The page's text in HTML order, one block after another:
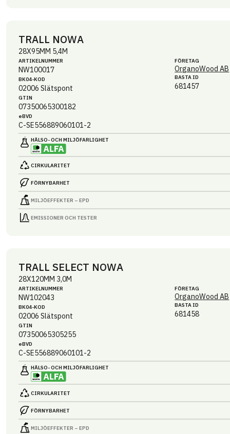
TRALL NOWA
28X95MM 5,4M
ARTIKEL­NUMMER
NW100017
BK04-KOD
02006 Slätspont
GTIN
07350065300182
eBVD
C-SE556889060101-2
FÖRETAG
OrganoWood AB
BASTA ID
681457
HÄLSO- OCH MILJÖ­FARLIGHET
CIRKULARITET
FÖRNYBARHET
MILJÖEFFEKTER – EPD
EMISSIONER OCH TESTER
TRALL SELECT NOWA
28X120MM 3,0M
ARTIKEL­NUMMER
NW102043
BK04-KOD
02006 Slätspont
GTIN
07350065305255
eBVD
C-SE556889060101-2
FÖRETAG
OrganoWood AB
BASTA ID
681458
HÄLSO- OCH MILJÖ­FARLIGHET
CIRKULARITET
FÖRNYBARHET
MILJÖEFFEKTER – EPD